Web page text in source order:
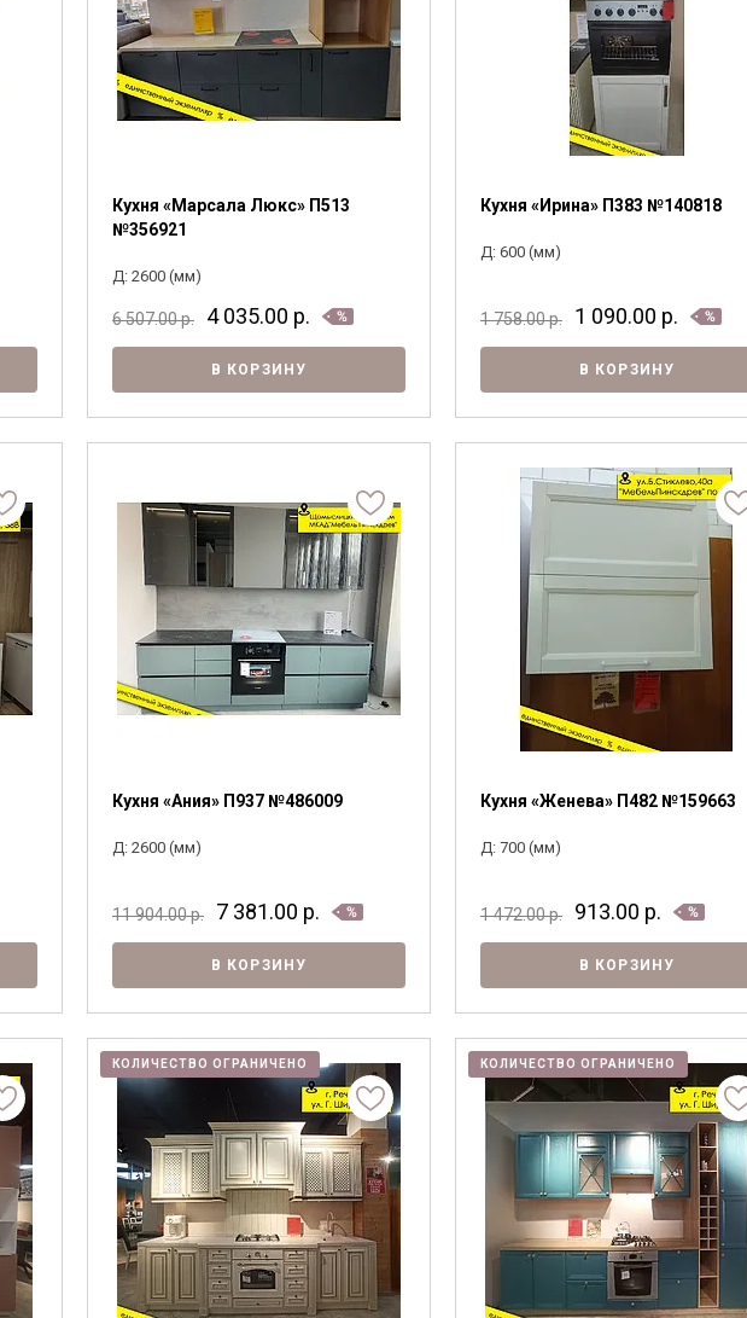
Кухня «Марсала Люкс» П513
№356921
Д: 2600 (мм)
6 507.00р. 4 035.00 р.
В КОРЗИНУ
Кухня «Ирина» П383 №140818
Д: 600 (мм)
1 758.00р. 1 090.00 р.
В КОРЗИНУ
Кухня «Ания» П937 №486009
Д: 2600 (мм)
11 904.00р. 7 381.00 р.
В КОРЗИНУ
Кухня «Женева» П482 №159663
Д: 700 (мм)
1 472.00р. 913.00 р.
В КОРЗИНУ
КОЛИЧЕСТВО ОГРАНИЧЕНО КОЛИЧЕСТВО ОГРАНИЧЕНО